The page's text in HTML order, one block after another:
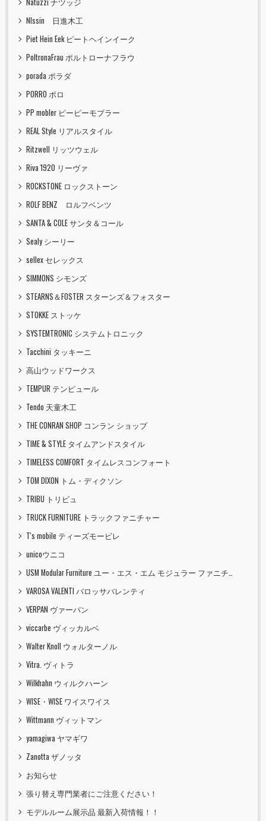
NIssin 日進木工
Piet Hein Eek ピートヘインイーク
PoltronaFrau ポルトローナフラウ
porada ポラダ
PORRO ポロ
PP mobler ピーピーモブラー
REAL Style リアルスタイル
Ritzwell リッツウェル
Riva 1920 リーヴァ
ROCKSTONE ロックストーン
ROLF BENZ ロルフベンツ
SANTA & COLE サンタ＆コール
Sealy シーリー
sellex セレックス
SIMMONS シモンズ
STEARNS＆FOSTER スターンズ＆フォスター
STOKKE ストッケ
SYSTEMTRONIC システムトロニック
Tacchini タッキーニ
高山ウッドワークス
TEMPUR テンピュール
Tendo 天童木工
THE CONRAN SHOP コンラン ショップ
TIME & STYLE タイムアンドスタイル
TIMELESS COMFORT タイムレスコンフォート
TOM DIXON トム・ディクソン
TRIBU トリビュ
TRUCK FURNITURE トラックファニチャー
T's mobile ティーズモービレ
unicoウニコ
USM Modular Furniture ユー・エス・エム モジュラー ファニチャー
VAROSA VALENTI バロッサバレンティ
VERPAN ヴァーパン
viccarbe ヴィッカルベ
Walter Knoll ウォルターノル
Vitra. ヴィトラ
Wilkhahn ウィルクハーン
WISE・WISE ワイスワイス
Wittmann ヴィットマン
yamagiwa ヤマギワ
Zanotta ザノッタ
お知らせ
張り替え専門業者にご注意ください！
モデルルーム展示品 最新入荷情報！！